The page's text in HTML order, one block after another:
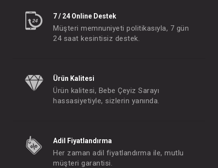
7 / 24 Online Destek
Müşteri memnuniyeti politikasıyla, 7 gün
24 saat kesintisiz destek.
Ürün Kalitesi
Ürün kalitesi, Bebe Çeyiz Sarayı
hassasiyetiyle, sizlerin yanında.
Adil Fiyatlandırma
Her zaman adil fiyatlandırma ile, mutlu
müşteri garantisi.